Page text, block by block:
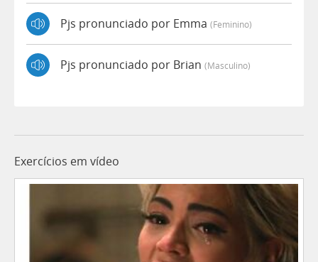
Pjs pronunciado por Emma (feminino)
Pjs pronunciado por Brian (masculino)
Exercícios em vídeo